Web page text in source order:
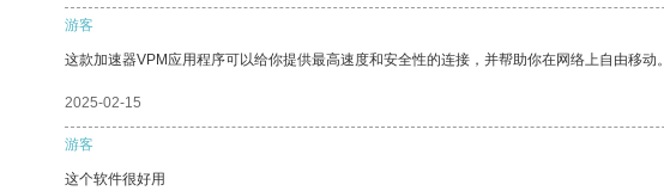
游客
这款加速器VPM应用程序可以给你提供最高速度和安全性的连接，并帮助你在网络上自由移动。
2025-02-15
游客
这个软件很好用